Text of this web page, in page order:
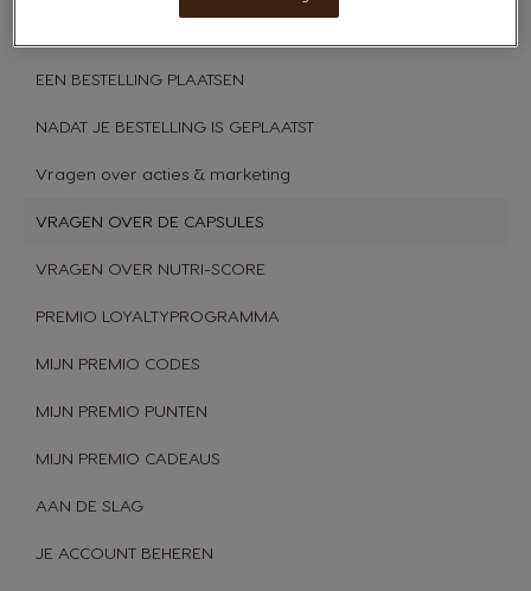
EEN BESTELLING PLAATSEN
NADAT JE BESTELLING IS GEPLAATST
Vragen over acties & marketing
VRAGEN OVER DE CAPSULES
VRAGEN OVER NUTRI-SCORE
PREMIO LOYALTYPROGRAMMA
MIJN PREMIO CODES
MIJN PREMIO PUNTEN
MIJN PREMIO CADEAUS
AAN DE SLAG
JE ACCOUNT BEHEREN